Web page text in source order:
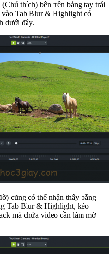
thích) bên trên bảng tay trái
vào Tab Blur & Highlight có
dưới đây.
cũng có thể nhận thấy bằng
Tab Blur & Highlight, kéo
mà chứa video cần làm mờ